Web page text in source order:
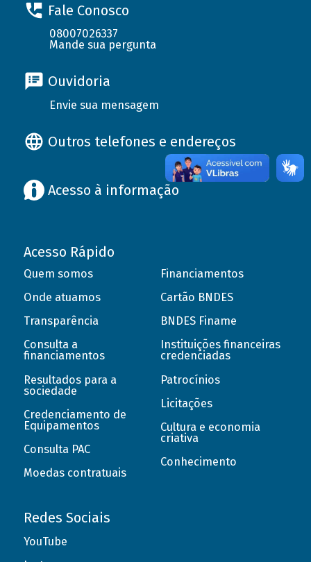
Fale Conosco
08007026337
Mande sua pergunta
Ouvidoria
Envie sua mensagem
Outros telefones e endereços
Acesso à informação
Acesso Rápido
Quem somos
Onde atuamos
Transparência
Consulta a
financiamentos
Resultados para a
sociedade
Credenciamento de
Equipamentos
Consulta PAC
Moedas contratuais
Financiamentos
Cartão BNDES
BNDES Finame
Instituições financeiras
credenciadas
Patrocínios
Licitações
Cultura e economia
criativa
Conhecimento
Redes Sociais
YouTube